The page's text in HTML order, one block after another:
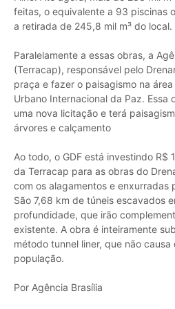
feitas, o equivalente a 93 piscinas
a retirada de 245,8 mil m³ do local.
Paralelamente a essas obras, a
(Terracap), responsável pelo
praça e fazer o paisagismo na
Urbano Internacional da Paz. Essa
uma nova licitação e terá
árvores e calçamento
Ao todo, o GDF está investindo R$
da Terracap para as obras do
com os alagamentos e enxurradas
São 7,68 km de túneis escavados
profundidade, que irão
existente. A obra é inteiramente
método tunnel liner, que não
população.
Por Agência Brasília